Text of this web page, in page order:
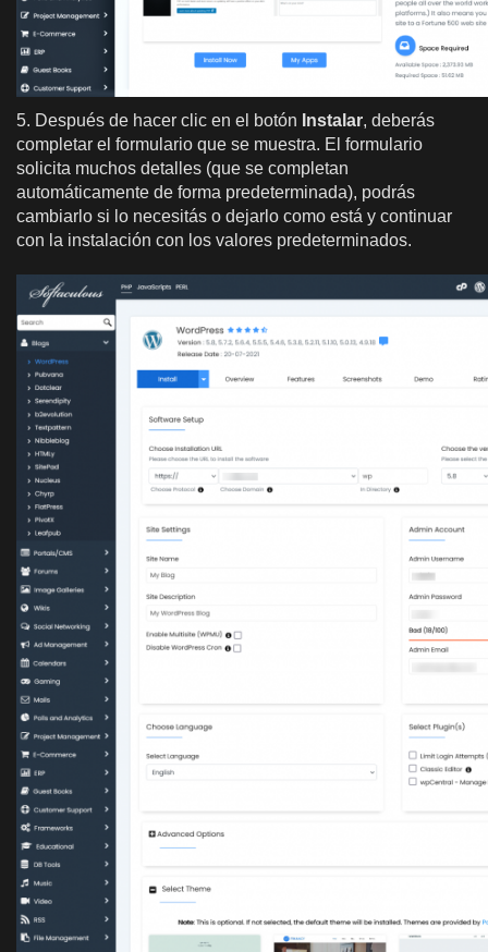
5. Después de hacer clic en el botón Instalar, deberás
completar el formulario que se muestra. El formulario
solicita muchos detalles (que se completan
automáticamente de forma predeterminada), podrás
cambiarlo si lo necesitás o dejarlo como está y continuar
con la instalación con los valores predeterminados.